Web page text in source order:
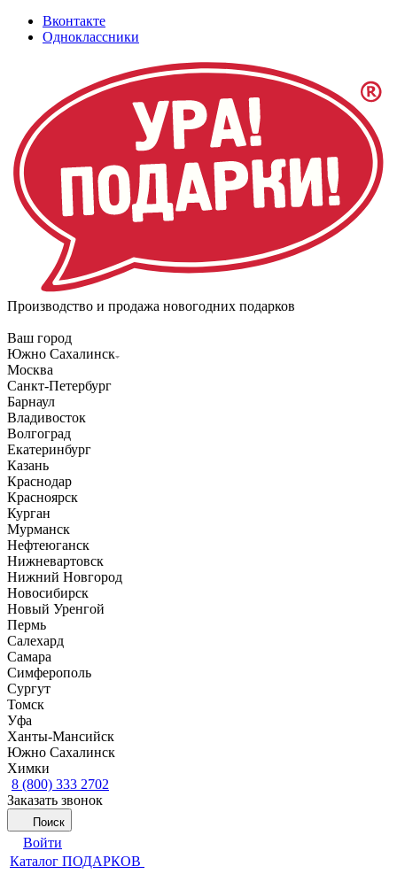
Вконтакте
Одноклассники
Производство и продажа новогодних подарков
Ваш город
Южно Сахалинск
Москва
Санкт-Петербург
Барнаул
Владивосток
Волгоград
Екатеринбург
Казань
Краснодар
Красноярск
Курган
Мурманск
Нефтеюганск
Нижневартовск
Нижний Новгород
Новосибирск
Новый Уренгой
Пермь
Салехард
Самара
Симферополь
Сургут
Томск
Уфа
Ханты-Мансийск
Южно Сахалинск
Химки
8 (800) 333 2702
Заказать звонок
Поиск
Войти
Каталог ПОДАРКОВ